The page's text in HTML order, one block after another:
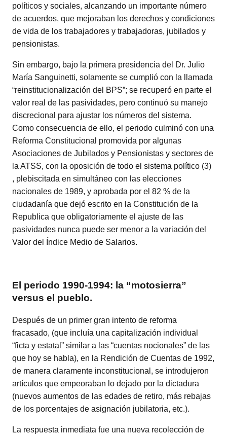
políticos y sociales, alcanzando un importante número
de acuerdos, que mejoraban los derechos y condiciones
de vida de los trabajadores y trabajadoras, jubilados y
pensionistas.
Sin embargo, bajo la primera presidencia del Dr. Julio
María Sanguinetti, solamente se cumplió con la llamada
“reinstitucionalización del BPS”; se recuperó en parte el
valor real de las pasividades, pero continuó su manejo
discrecional para ajustar los números del sistema.
Como consecuencia de ello, el periodo culminó con una
Reforma Constitucional promovida por algunas
Asociaciones de Jubilados y Pensionistas y sectores de
la ATSS, con la oposición de todo el sistema político (3)
, plebiscitada en simultáneo con las elecciones
nacionales de 1989, y aprobada por el 82 % de la
ciudadanía que dejó escrito en la Constitución de la
Republica que obligatoriamente el ajuste de las
pasividades nunca puede ser menor a la variación del
Valor del Índice Medio de Salarios.
El periodo 1990-1994: la “motosierra”
versus el pueblo.
Después de un primer gran intento de reforma
fracasado, (que incluía una capitalización individual
“ficta y estatal” similar a las “cuentas nocionales” de las
que hoy se habla), en la Rendición de Cuentas de 1992,
de manera claramente inconstitucional, se introdujeron
artículos que empeoraban lo dejado por la dictadura
(nuevos aumentos de las edades de retiro, más rebajas
de los porcentajes de asignación jubilatoria, etc.).
La respuesta inmediata fue una nueva recolección de